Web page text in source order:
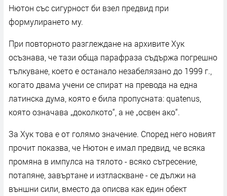
Нютон със сигурност би взел предвид при
формулирането му.
При повторното разглеждане на архивите Хук
осъзнава, че тази обща парафраза съдържа погрешно
тълкуване, което е останало незабелязано до 1999 г.,
когато двама учени се спират на превода на една
латинска дума, която е била пропусната: quatenus,
която означава „доколкото“, а не „освен ако“.
За Хук това е от голямо значение. Според него новият
прочит показва, че Нютон е имал предвид, че всяка
промяна в импулса на тялото - всяко сътресение,
потапяне, завъртане и изтласкване - се дължи на
външни сили, вместо да описва как един обект